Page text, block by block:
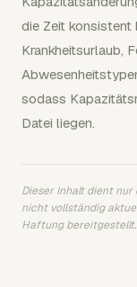
die Zeit konsistent
Krankheitsurlaub,
sodass
Datei liegen.
Dieser Inhalt dient
nicht vollständig
Haftung bereitgestellt.